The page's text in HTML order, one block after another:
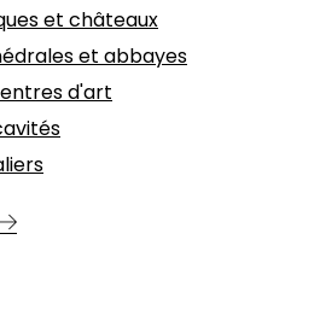
et châteaux
et abbayes
d'art